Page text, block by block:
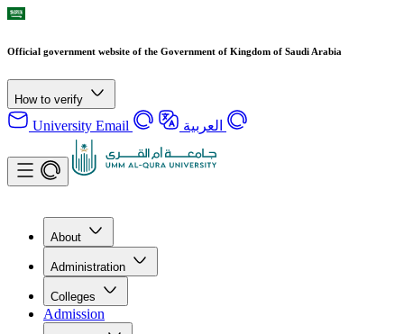
Official government website of the Government of Kingdom of Saudi Arabia
How to verify
University Email العربية
About
Administration
Colleges
Admission